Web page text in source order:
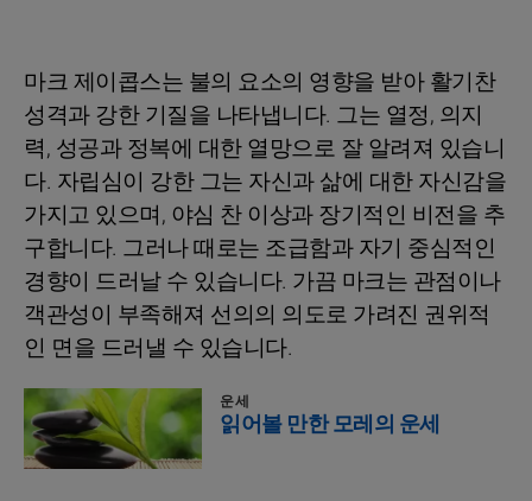
마크 제이콥스는 불의 요소의 영향을 받아 활기찬
성격과 강한 기질을 나타냅니다. 그는 열정, 의지
력, 성공과 정복에 대한 열망으로 잘 알려져 있습니
다. 자립심이 강한 그는 자신과 삶에 대한 자신감을
가지고 있으며, 야심 찬 이상과 장기적인 비전을 추
구합니다. 그러나 때로는 조급함과 자기 중심적인
경향이 드러날 수 있습니다. 가끔 마크는 관점이나
객관성이 부족해져 선의의 의도로 가려진 권위적
인 면을 드러낼 수 있습니다.
운세
읽어볼 만한 모레의 운세